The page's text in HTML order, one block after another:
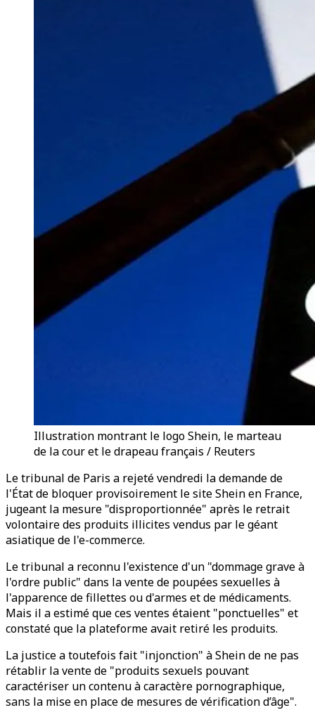
Illustration montrant le logo Shein, le marteau
de la cour et le drapeau français / Reuters
Le tribunal de Paris a rejeté vendredi la demande de
l'État de bloquer provisoirement le site Shein en France,
jugeant la mesure "disproportionnée" après le retrait
volontaire des produits illicites vendus par le géant
asiatique de l'e-commerce.
Le tribunal a reconnu l'existence d'un "dommage grave à
l'ordre public" dans la vente de poupées sexuelles à
l'apparence de fillettes ou d'armes et de médicaments.
Mais il a estimé que ces ventes étaient "ponctuelles" et
constaté que la plateforme avait retiré les produits.
La justice a toutefois fait "injonction" à Shein de ne pas
rétablir la vente de "produits sexuels pouvant
caractériser un contenu à caractère pornographique,
sans la mise en place de mesures de vérification d’âge".